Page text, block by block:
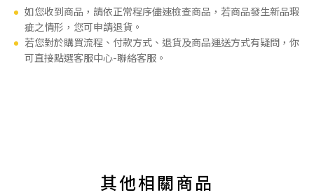
如您收到商品，請依正常程序儘速檢查商品，若商品發生新品瑕
疵之情形，您可申請退貨。
若您對於購買流程、付款方式、退貨及商品運送方式有疑問，你
可直接點選客服中心-聯絡客服。
其他相關商品